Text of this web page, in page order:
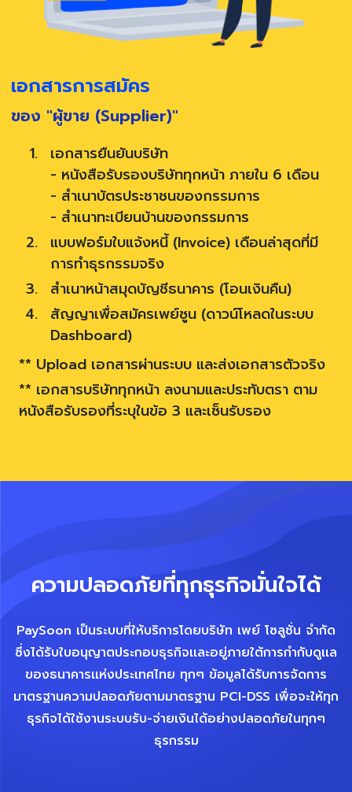
เอกสารการสมัคร
ของ "ผู้ขาย (Supplier)"
เอกสารยืนยันบริษัท
- หนังสือรับรองบริษัททุกหน้า ภายใน 6 เดือน
- สำเนาบัตรประชาชนของกรรมการ
- สำเนาทะเบียนบ้านของกรรมการ
แบบฟอร์มใบแจ้งหนี้ (Invoice) เดือนล่าสุดที่มี
การทำธุรกรรมจริง
สำเนาหน้าสมุดบัญชีธนาคาร (โอนเงินคืน)
สัญญาเพื่อสมัครเพย์ซูน (ดาวน์โหลดในระบบ
Dashboard)
** Upload เอกสารผ่านระบบ และส่งเอกสารตัวจริง
** เอกสารบริษัททุกหน้า ลงนามและประทับตรา ตาม
หนังสือรับรองที่ระบุในข้อ 3 และเซ็นรับรอง
ความปลอดภัยที่ทุกธุรกิจมั่นใจได้
PaySoon เป็นระบบที่ให้บริการโดยบริษัท เพย์ โซลูชั่น จำกัด
ซึ่งได้รับใบอนุญาตประกอบธุรกิจเเละอยู่ภายใต้การกำกับดูเเล
ของธนาคารเเห่งประเทศไทย ทุกๆ ข้อมูลได้รับการจัดการ
มาตรฐานความปลอดภัยตามมาตรฐาน PCI-DSS เพื่อจะให้ทุก
ธุรกิจได้ใช้งานระบบรับ-จ่ายเงินได้อย่างปลอดภัยในทุกๆ
ธุรกรรม